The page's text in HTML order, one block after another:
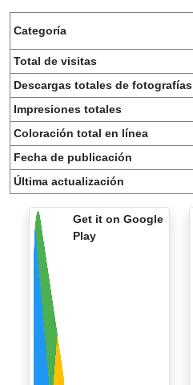
Categoría
Total de visitas
Descargas totales de fotografías
Impresiones totales
Coloración total en línea
Fecha de publicación
Última actualización
Get it on Google
Play